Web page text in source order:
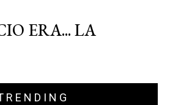
ERA... LA